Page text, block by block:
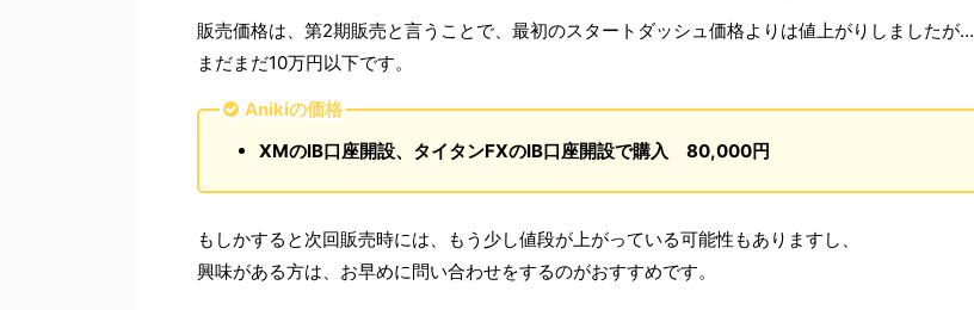
販売価格は、第2期販売と言うことで、最初のスタートダッシュ価格よりは値上がりしましたが…
まだまだ10万円以下です。
Anikiの価格
XMのIB口座開設、タイタンFXのIB口座開設で購入 80,000円
もしかすると次回販売時には、もう少し値段が上がっている可能性もありますし、
興味がある方は、お早めに問い合わせをするのがおすすめです。